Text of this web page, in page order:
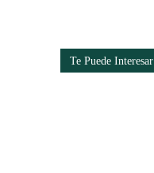
Te Puede Interesar